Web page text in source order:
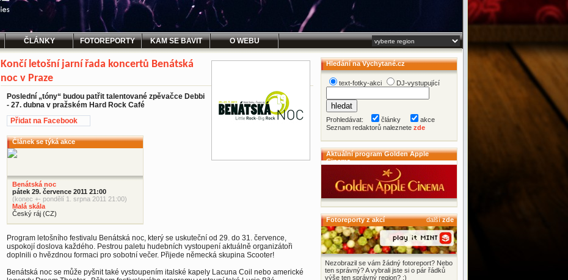
ČLÁNKY FOTOREPORTY KAM SE BAVIT O WEBU
Končí letošní jarní řada koncertů Benátská
noc v Praze
Poslední „tóny“ budou patřit talentované zpěvačce Debbi
- 27. dubna v pražském Hard Rock Café
Přidat na Facebook
Článek se týká akce
Benátská noc
pátek 29. července 2011 21:00
(konec +- pondělí 1. srpna 2011 21:00)
Malá skála
Český ráj (CZ)
Program letošního festivalu Benátská noc, který se uskuteční od 29. do 31. července,
uspokojí doslova každého. Pestrou paletu hudebních vystoupení aktuálně organizátoři
doplnili o hvězdnou formaci pro sobotní večer. Přijede německá skupina Scooter!
Benátská noc se může pyšnit také vystoupením italské kapely Lacuna Coil nebo americké
Hledání na Vychytané.cz
text-fotky-akci DJ-vystupující
Prohledávat: články
akce
Seznam redaktorů naleznete zde
Aktuální program Golden Apple
Cinema
Fotoreporty z akcí dalšízde
Nezobrazil se vám žádný fotoreport? Nebo
ten správný? A vybrali jste si o pár řádků
výše ten správný region? ;)